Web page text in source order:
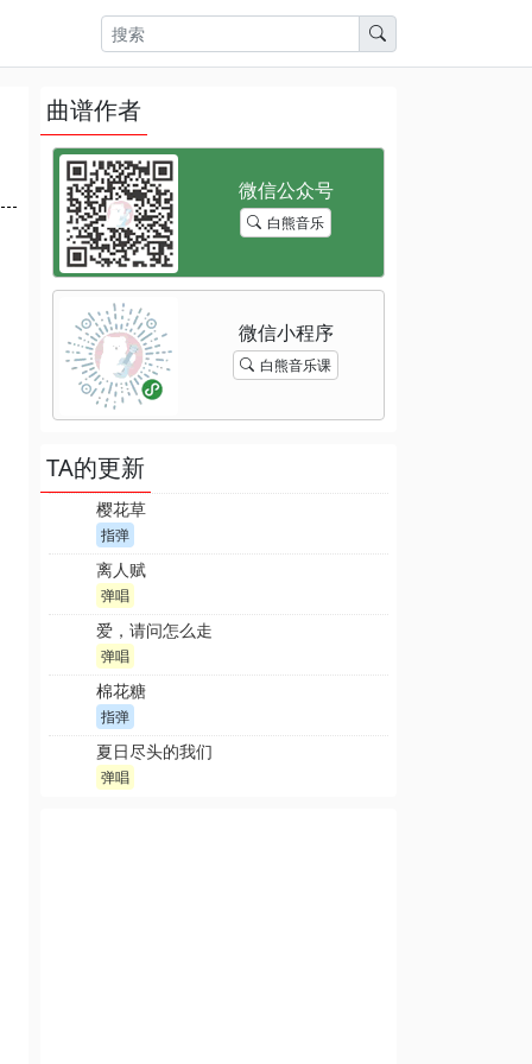
曲谱作者
白熊音乐
白熊音乐课
TA的更新
樱花草
指弹
离人赋
弹唱
爱，请问怎么走
弹唱
棉花糖
指弹
夏日尽头的我们
弹唱